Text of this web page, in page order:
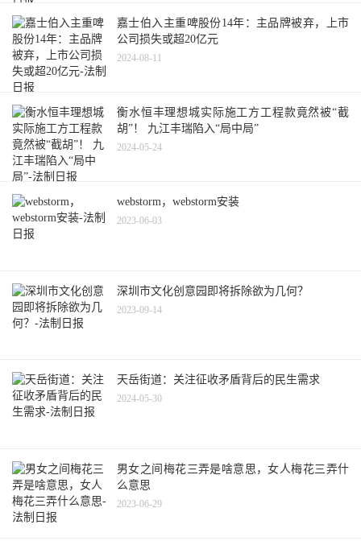
嘉士伯入主重啤股份14年：主品牌被弃，上市
公司损失或超20亿元
2024-08-11
衡水恒丰理想城实际施工方工程款竟然被“截
胡”！ 九江丰瑞陷入“局中局”
2024-05-24
webstorm，webstorm安装
2023-06-03
深圳市文化创意园即将拆除欲为几何？
2023-09-14
天岳街道：关注征收矛盾背后的民生需求
2024-05-30
男女之间梅花三弄是啥意思，女人梅花三弄什
么意思
2023-06-29